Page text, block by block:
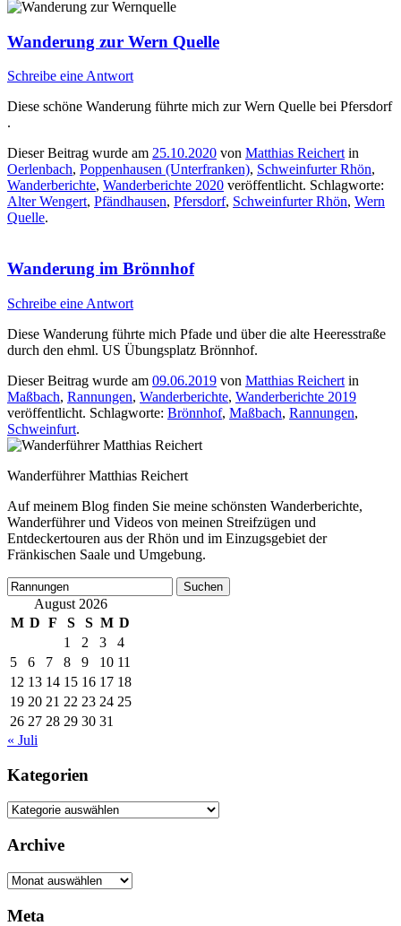
Wanderung zur Wern Quelle
Schreibe eine Antwort
Diese schöne Wanderung führte mich zur Wern Quelle bei Pfersdorf
.
Dieser Beitrag wurde am 25.10.2020 von Matthias Reichertin
Oerlenbach, Poppenhausen (Unterfranken), Schweinfurter Rhön,
Wanderberichte, Wanderberichte 2020 veröffentlicht. Schlagworte:
Alter Wengert, Pfändhausen, Pfersdorf, Schweinfurter Rhön, Wern
Quelle.
Wanderung im Brönnhof
Schreibe eine Antwort
Diese Wanderung führte mich Pfade und über die alte Heeresstraße
durch den ehml. US Übungsplatz Brönnhof.
Dieser Beitrag wurde am 09.06.2019 von Matthias Reichert in
Maßbach, Rannungen, Wanderberichte, Wanderberichte 2019
veröffentlicht. Schlagworte: Brönnhof, Maßbach, Rannungen,
Schweinfurt.
Wanderführer Matthias Reichert
Auf meinem Blog finden Sie meine schönsten Wanderberichte,
Wanderführer und Videos von meinen Streifzügen und
Entdeckertouren aus der Rhön und im Einzugsgebiet der
Fränkischen Saale und Umgebung.
Suchen
nach:August 2026
M D F S S M D
1
2 3
4
5
6 7 8 9 10 11
12 13 14 15 16 17 18
19 20 21 22 23 24 25
26 27 28 29 30 31
« Juli
Kategorien
Kategorien
Archive
Archive
Meta